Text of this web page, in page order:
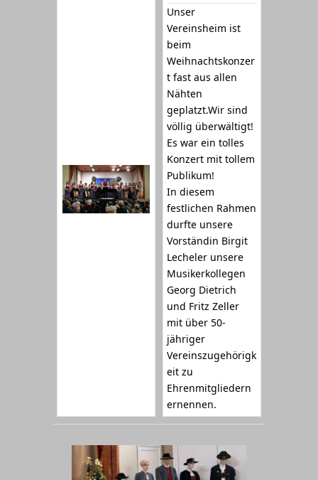
Unser
Vereinsheim ist
beim
Weihnachtskonzer
t fast aus allen
Nähten
geplatzt.Wir sind
völlig überwältigt!
Es war ein tolles
Konzert mit tollem
Publikum!
In diesem
festlichen Rahmen
durfte unsere
Vorständin Birgit
Lecheler unsere
Musikerkollegen
Georg Dietrich
und Fritz Zeller
mit über 50-
jähriger
Vereinszugehörigk
eit zu
Ehrenmitgliedern
ernennen.